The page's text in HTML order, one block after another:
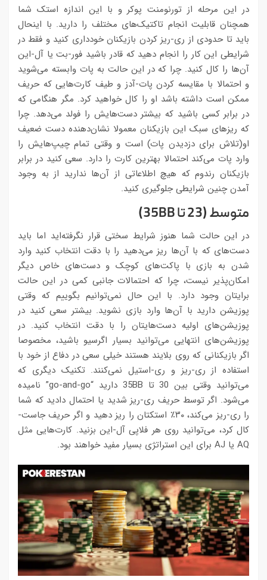
در این مرحله از تورنومنت پوکر و با این اندازه استک شما
همچنان قابلیت انجام تاکتیک‌های مختلف را دارید. با اینحال
باید تا حدودی از ری-ریز کردن بازیکنان خودداری کنید و فقط در
شرایطی این کار را انجام دهید که قادر باشید فور-بت یا آل-این
آن‌ها را کال کنید. چرا که در این حالت به پات وابسته می‌شوید
و احتمالا با مقایسه کردن پات-آدز و طیف کارت‌هایی که حریف
ممکن است داشته باشد او را کال خواهید کرد. مگر هنگامی که
در برابر کسی باشید که بیشتر دست‌هایش را فولد می‌دهد. چرا
که ریزهای سبک این بازیکنان معمولا نشان‌دهنده دست ضعیف
او(تلاش برای دزدیدن پات) است و وقتی تمام چیپ‌هایش را
وارد پات می‌کند احتمالا بهترین کارت را دارد. سعی کنید در برابر
بازیکنان رندوم که هیچ اطلاعاتی از آن‌ها ندارید از به وجود
آمدن چنین شرایطی جلوگیری کنید.
متوسط (23 تا 35BB)
در این حالت شما هنوز شرایط سختی قرار نگرفته‌اید اما باید
دست‌های که با آن‌ها ریز می‌دهید را با دقت انتخاب کنید وارد
شدن به بازی با پاکت‌های کوچک و دست‌های خاص دیگر
امکان‌پذیر نیست، چرا که احتمالات جانبی کمی در این حالت
برایتان وجود دارد. با این حال نمی‌توانیم بگوییم که وقتی
پوزیشن دارید با آن‌ها وارد بازی نشوید. بیشتر سعی کنید در
پوزیشن‌های اولیه دست‌هایتان را با دقت انتخاب کنید. در
پوزیشن‌های انتهایی می‌توانید بسیار اگرسیو باشید، مخصوصا
اگر بازیکنانی که روی بلایند هستند خیلی سعی در دفاع از خود با
استفاده از ری-ریز و ری-استیل نمی‌کنند. تکنیک دیگری که
می‌توانید وقتی بین 30 تا 35BB دارید “go-and-go” نامیده
می‌شود. اگر توسط حریف ری-ریز شدید یا احتمال دادید که شما
را ری-ریز می‌کند، ۳۰٪ استکتان را ریز دهید و اگر حریف جاست-
کال کرد، می‌توانید روی هر فلاپی آل-این بزنید. کارت‌هایی مثل
AQ یا AJ برای این استراتژی بسیار مفید خواهند بود.